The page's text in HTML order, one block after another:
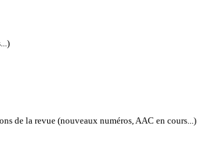
de la revue (nouveaux numéros, AAC en cours...)